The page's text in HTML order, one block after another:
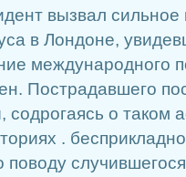
вызвал сильное
в Лондоне,
международного
Пострадавшего
о таком
.